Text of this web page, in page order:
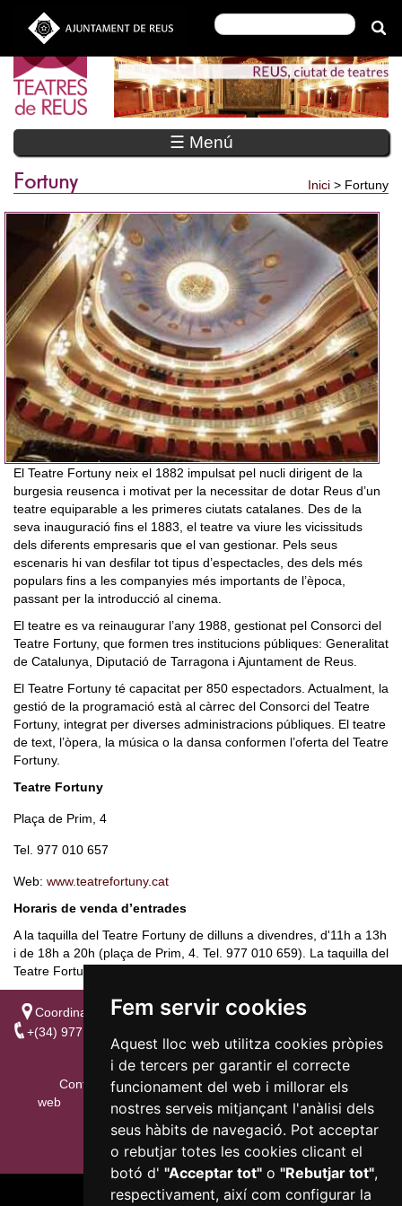
Fem servir cookies
Aquest lloc web utilitza cookies pròpies
i de tercers per garantir el correcte
funcionament del web i millorar els
nostres serveis mitjançant l'anàlisi dels
seus hàbits de navegació. Pot acceptar
o rebutjar totes les cookies clicant el
botó d' "Acceptar tot"o "Rebutjar tot",
respectivament, així com configurar la
☰ Menú
Inici > Fortuny
Fortuny
El Teatre Fortuny neix el 1882 impulsat pel nucli dirigent de la
burgesia reusenca i motivat per la necessitar de dotar Reus d’un
teatre equiparable a les primeres ciutats catalanes. Des de la
seva inauguració fins el 1883, el teatre va viure les vicissituds
dels diferents empresaris que el van gestionar. Pels seus
escenaris hi van desfilar tot tipus d’espectacles, des dels més
populars fins a les companyies més importants de l’època,
passant per la introducció al cinema.
El teatre es va reinaugurar l’any 1988, gestionat pel Consorci del
Teatre Fortuny, que formen tres institucions públiques: Generalitat
de Catalunya, Diputació de Tarragona i Ajuntament de Reus.
El Teatre Fortuny té capacitat per 850 espectadors. Actualment, la
gestió de la programació està al càrrec del Consorci del Teatre
Fortuny, integrat per diverses administracions públiques. El teatre
de text, l’òpera, la música o la dansa conformen l’oferta del Teatre
Fortuny.
Teatre Fortuny
Plaça de Prim, 4
Tel. 977 010 657
Web: www.teatrefortuny.cat
Horaris de venda d’entrades
A la taquilla del Teatre Fortuny de dilluns a divendres, d'11h a 13h
i de 18h a 20h (plaça de Prim, 4. Tel. 977 010 659). La taquilla del
Teatre Fortuny obre 1h abans de començar l’espectacle.
Coordina la regidoria de Cultura - C/Sant Joan, 27 • E-43201
+(34) 977 010 650
reuscultura@reus.cat
Configurar cookies Accessibilitat
Mapa
web
Nota Legal Informació addicional